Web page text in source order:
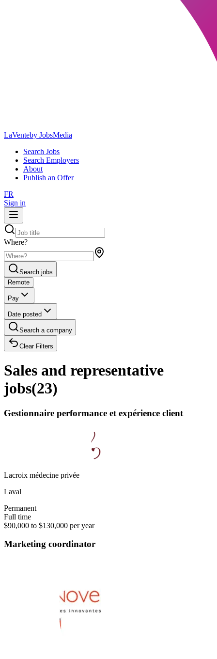
LaVenteby JobsMedia
Search Jobs
Search Employers
About
Publish an Offer
FR
Sign in
Where?
Search jobs
Remote
Pay
Date posted
Search a company
Clear Filters
Sales and representative
jobs(23)
Gestionnaire performance et expérience client
Lacroix médecine privée
Laval
Permanent
Full time
$90,000 to $130,000 per year
Marketing coordinator